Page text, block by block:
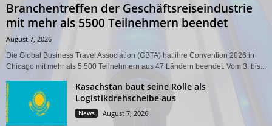
Branchentreffen der Geschäftsreiseindustrie
mit mehr als 5500 Teilnehmern beendet
August 7, 2026
Die Global Business Travel Association (GBTA) hat ihre Convention 2026 in
Chicago mit mehr als 5.500 Teilnehmern aus 47 Ländern beendet. Vom 3. bis...
Kasachstan baut seine Rolle als
Logistikdrehscheibe aus
News August 7, 2026